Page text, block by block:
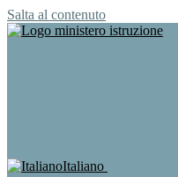
Salta al contenuto
Italiano